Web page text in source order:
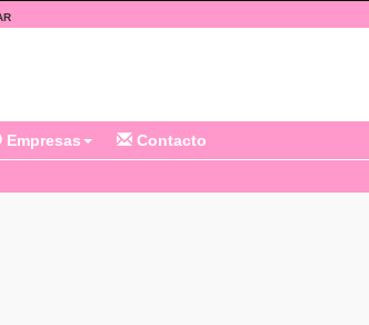
Empresas Contacto